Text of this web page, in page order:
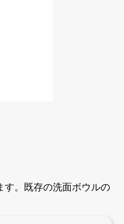
す。既存の洗面ボウルの